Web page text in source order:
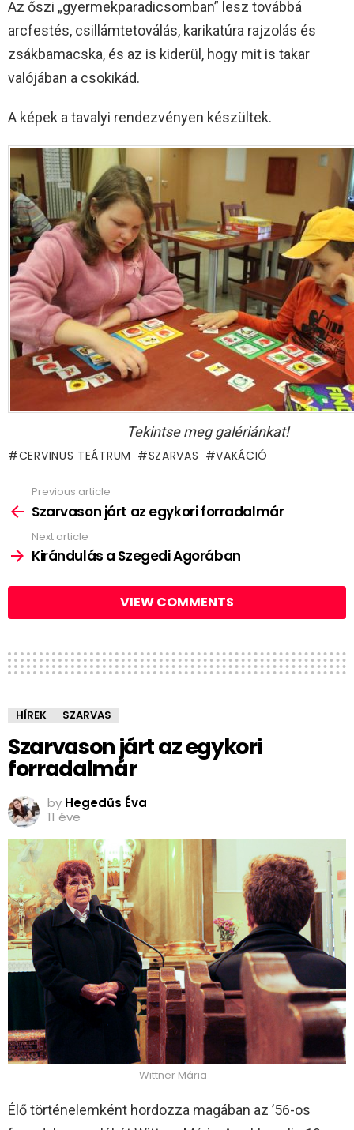
Az őszi „gyermekparadicsomban” lesz továbbá
arcfestés, csillámtetoválás, karikatúra rajzolás és
zsákbamacska, és az is kiderül, hogy mit is takar
valójában a csokikád.
A képek a tavalyi rendezvényen készültek.
Tekintse meg galériánkat!
CERVINUS TEÁTRUM SZARVAS VAKÁCIÓ
more
Previous article
Szarvason járt az egykori forradalmár
Next article
Kirándulás a Szegedi Agorában
VIEW COMMENTS
HÍREK SZARVAS
Szarvason járt az egykori
forradalmár
by Hegedűs Éva
11 éve
Wittner Mária
Élő történelemként hordozza magában az ’56-os